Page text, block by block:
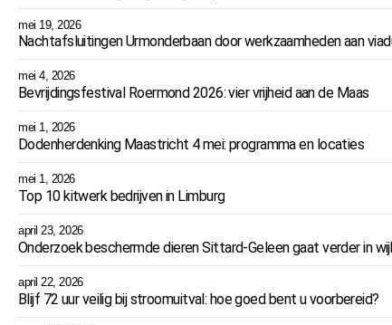
mei 19, 2026
Nachtafsluitingen Urmonderbaan door werkzaamheden aan
mei 4, 2026
Bevrijdingsfestival Roermond 2026: vier vrijheid aan de Maas
mei 1, 2026
Dodenherdenking Maastricht 4 mei: programma en locaties
mei 1, 2026
Top 10 kitwerk bedrijven in Limburg
april 23, 2026
Onderzoek beschermde dieren Sittard-Geleen gaat verder in
april 22, 2026
Blijf 72 uur veilig bij stroomuitval: hoe goed bent u voorbereid?